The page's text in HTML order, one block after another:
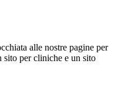
alle nostre pagine per
sito per cliniche e un sito